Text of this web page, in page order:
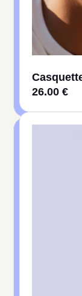
26.00 €